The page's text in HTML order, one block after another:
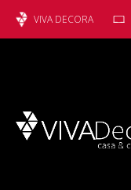
VIVA DECORA